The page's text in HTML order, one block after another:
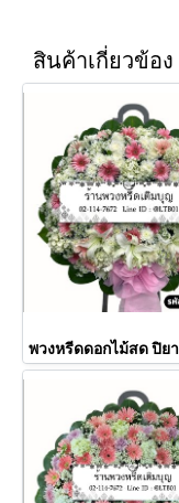
สินค้าเกี่ยวข้อง